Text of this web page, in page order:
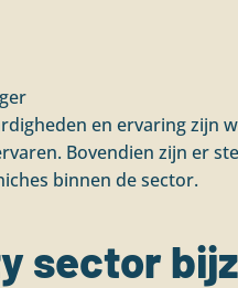
en ervaring zijn
Bovendien zijn er
binnen de sector.
sector